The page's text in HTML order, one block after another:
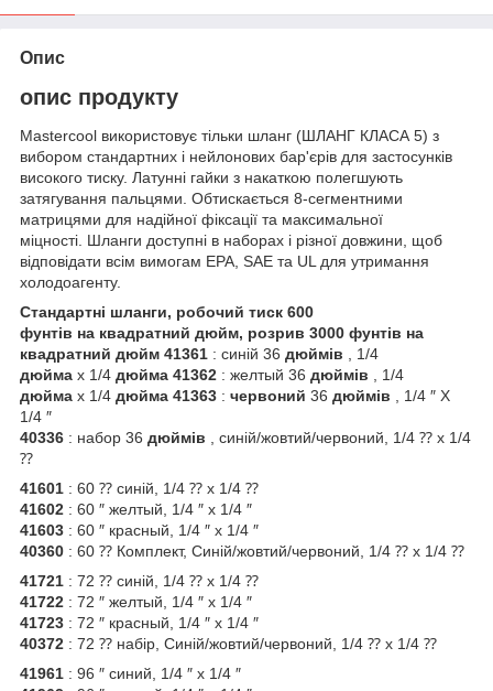
Опис
опис продукту
Mastercool використовує тільки шланг (ШЛАНГ КЛАСА 5) з
вибором стандартних і нейлонових бар'єрів для застосунків
високого тиску. Латунні гайки з накаткою полегшують
затягування пальцями. Обтискається 8-сегментними
матрицями для надійної фіксації та максимальної
міцності. Шланги доступні в наборах і різної довжини, щоб
відповідати всім вимогам EPA, SAE та UL для утримання
холодоагенту.
Стандартні шланги, робочий тиск 600
фунтів на квадратний дюйм, розрив 3000 фунтів на
квадратний дюйм 41361 : синій 36 дюймів , 1/4
дюйма x 1/4 дюйма 41362 : желтый 36 дюймів , 1/4
дюйма x 1/4 дюйма 41363 : червоний 36 дюймів , 1/4 ″ X
1/4 ″
40336 : набор 36 дюймів , синій/жовтий/червоний, 1/4 ⁇ x 1/4
⁇
41601 : 60 ⁇ синій, 1/4 ⁇ x 1/4 ⁇
41602 : 60 ″ желтый, 1/4 ″ x 1/4 ″
41603 : 60 ″ красный, 1/4 ″ x 1/4 ″
40360 : 60 ⁇ Комплект, Синій/жовтий/червоний, 1/4 ⁇ x 1/4 ⁇
41721 : 72 ⁇ синій, 1/4 ⁇ x 1/4 ⁇
41722 : 72 ″ желтый, 1/4 ″ x 1/4 ″
41723 : 72 ″ красный, 1/4 ″ x 1/4 ″
40372 : 72 ⁇ набір, Синій/жовтий/червоний, 1/4 ⁇ x 1/4 ⁇
41961 : 96 ″ синий, 1/4 ″ x 1/4 ″